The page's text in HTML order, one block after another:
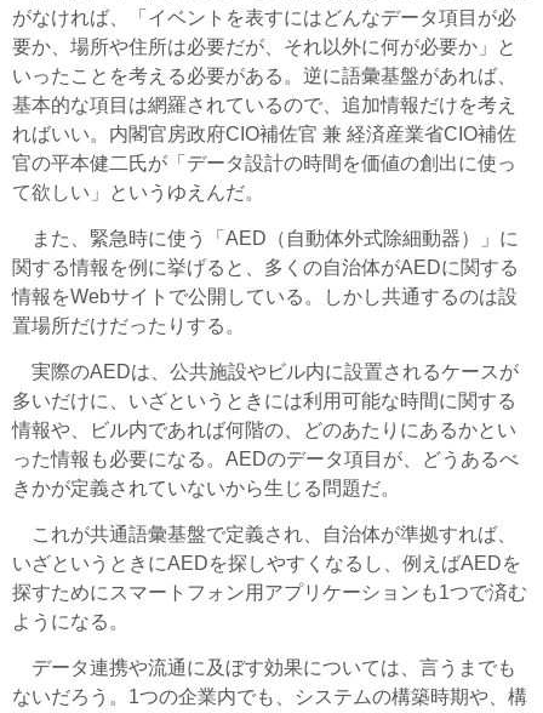
がなければ、「イベントを表すにはどんなデータ項目が必
要か、場所や住所は必要だが、それ以外に何が必要か」と
いったことを考える必要がある。逆に語彙基盤があれば、
基本的な項目は網羅されているので、追加情報だけを考え
ればいい。内閣官房政府CIO補佐官 兼 経済産業省CIO補佐
官の平本健二氏が「データ設計の時間を価値の創出に使っ
て欲しい」というゆえんだ。
また、緊急時に使う「AED（自動体外式除細動器）」に
関する情報を例に挙げると、多くの自治体がAEDに関する
情報をWebサイトで公開している。しかし共通するのは設
置場所だけだったりする。
実際のAEDは、公共施設やビル内に設置されるケースが
多いだけに、いざというときには利用可能な時間に関する
情報や、ビル内であれば何階の、どのあたりにあるかとい
った情報も必要になる。AEDのデータ項目が、どうあるべ
きかが定義されていないから生じる問題だ。
これが共通語彙基盤で定義され、自治体が準拠すれば、
いざというときにAEDを探しやすくなるし、例えばAEDを
探すためにスマートフォン用アプリケーションも1つで済む
ようになる。
データ連携や流通に及ぼす効果については、言うまでも
ないだろう。1つの企業内でも、システムの構築時期や、構